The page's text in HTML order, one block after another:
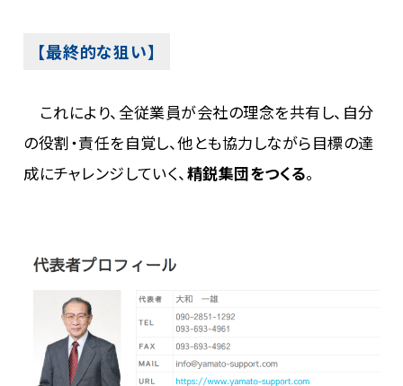
【最終的な狙い】
これにより、全従業員が会社の理念を共有し、自分
の役割・責任を自覚し、他とも協力しながら目標の達
成にチャレンジしていく、 精鋭集団をつくる。